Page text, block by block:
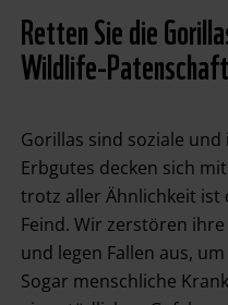
Retten Sie die
Wildlife-Patenschaft
Gorillas sind soziale
Erbgutes decken sich
trotz aller Ähnlichkeit
Feind. Wir zerstören
und legen Fallen aus,
Sogar menschliche